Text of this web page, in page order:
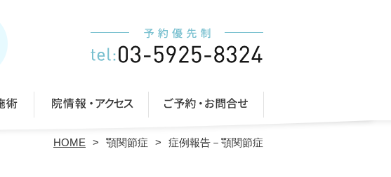
HOME 顎関節症 症例報告－顎関節症